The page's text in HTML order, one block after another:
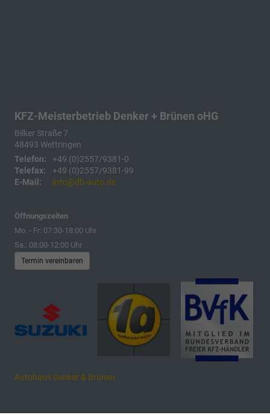
KFZ-Meisterbetrieb Denker + Brünen oHG
Bilker Straße 7
48493 Wettringen
Telefon:
+49 (0)2557/9381-0
Telefax:
+49 (0)2557/9381-99
E-Mail:
info@db-auto.de
Öffnungszeiten
Mo. - Fr: 07:30-18:00 Uhr
Sa.: 08:00-12:00 Uhr
Termin vereinbaren
Autohaus Denker & Brünen